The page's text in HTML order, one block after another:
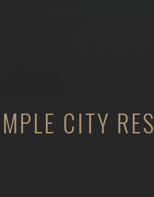
CITY